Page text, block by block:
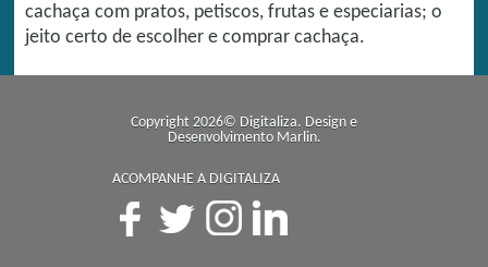
cachaça com pratos, petiscos, frutas e especiarias; o
jeito certo de escolher e comprar cachaça.
Copyright 2026© Digitaliza. Design e
Desenvolvimento Marlin.
ACOMPANHE A DIGITALIZA